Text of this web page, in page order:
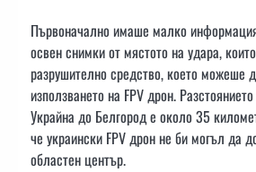
Първоначално имаше малко
освен снимки от мястото на удара,
разрушително средство, което можеше
използването на FPV дрон.
Украйна до Белгород е около 35
че украински FPV дрон не би могъл да
областен център.